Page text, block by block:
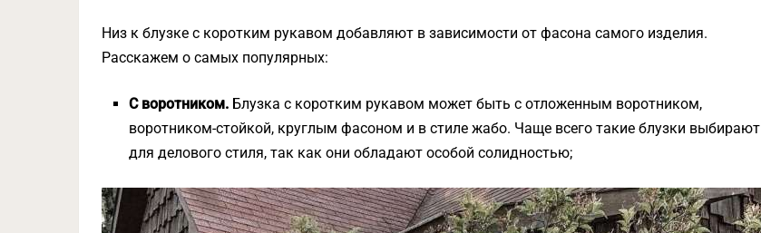
Низ к блузке с коротким рукавом добавляют в зависимости от фасона самого изделия.
Расскажем о самых популярных:
С воротником. Блузка с коротким рукавом может быть с отложенным воротником,
воротником-стойкой, круглым фасоном и в стиле жабо. Чаще всего такие блузки выбирают
для делового стиля, так как они обладают особой солидностью;